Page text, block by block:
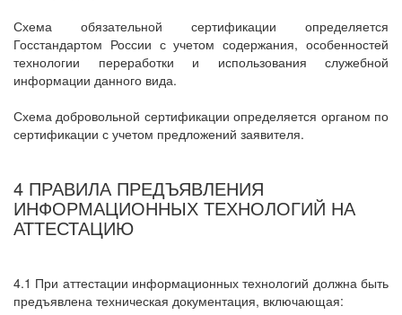
Схема обязательной сертификации определяется
Госстандартом России с учетом содержания, особенностей
технологии переработки и использования служебной
информации данного вида.
Схема добровольной сертификации определяется органом по
сертификации с учетом предложений заявителя.
4 ПРАВИЛА ПРЕДЪЯВЛЕНИЯ
ИНФОРМАЦИОННЫХ ТЕХНОЛОГИЙ НА
АТТЕСТАЦИЮ
4.1 При аттестации информационных технологий должна быть
предъявлена техническая документация, включающая: